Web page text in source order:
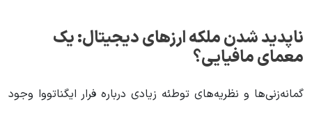
ناپدید شدن ملکه ارزهای دیجیتال: یک
معمای مافیایی؟
گمانه‌زنی‌ها و نظریه‌های توطئه زیادی درباره فرار ایگناتووا وجود